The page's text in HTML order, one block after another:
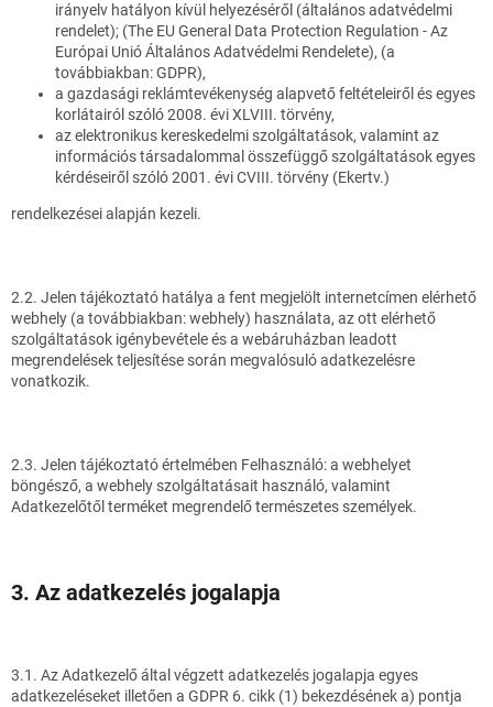
irányelv hatályon kívül helyezéséről (általános adatvédelmi
rendelet); (The EU General Data Protection Regulation - Az
Európai Unió Általános Adatvédelmi Rendelete), (a
továbbiakban: GDPR),
a gazdasági reklámtevékenység alapvető feltételeiről és egyes
korlátairól szóló 2008. évi XLVIII. törvény,
az elektronikus kereskedelmi szolgáltatások, valamint az
információs társadalommal összefüggő szolgáltatások egyes
kérdéseiről szóló 2001. évi CVIII. törvény (Ekertv.)
rendelkezései alapján kezeli.
2.2. Jelen tájékoztató hatálya a fent megjelölt internetcímen elérhető
webhely (a továbbiakban: webhely) használata, az ott elérhető
szolgáltatások igénybevétele és a webáruházban leadott
megrendelések teljesítése során megvalósuló adatkezelésre
vonatkozik.
2.3. Jelen tájékoztató értelmében Felhasználó: a webhelyet
böngésző, a webhely szolgáltatásait használó, valamint
Adatkezelőtől terméket megrendelő természetes személyek.
3. Az adatkezelés jogalapja
3.1. Az Adatkezelő által végzett adatkezelés jogalapja egyes
adatkezeléseket illetően a GDPR 6. cikk (1) bekezdésének a) pontja